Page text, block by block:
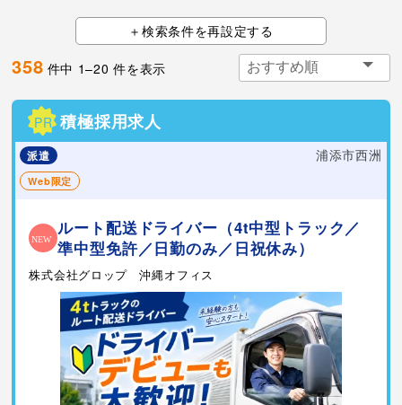
検索条件を再設定する
358 件中 1–20 件を表示
PR 積極採用求人
派遣 浦添市西洲
Web限定
ルート配送ドライバー（4t中型トラック／
準中型免許／日勤のみ／日祝休み）
株式会社グロップ 沖縄オフィス